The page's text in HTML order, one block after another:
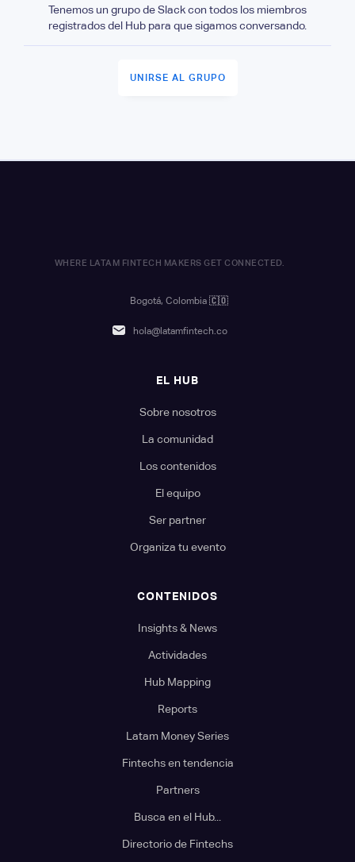
Tenemos un grupo de Slack con todos los miembros
registrados del Hub para que sigamos conversando.
UNIRSE AL GRUPO
WHERE LATAM FINTECH MAKERS GET CONNECTED.
Bogotá, Colombia 🇨🇴
hola@latamfintech.co
EL HUB
Sobre nosotros
La comunidad
Los contenidos
El equipo
Ser partner
Organiza tu evento
CONTENIDOS
Insights & News
Actividades
Hub Mapping
Reports
Latam Money Series
Fintechs en tendencia
Partners
Busca en el Hub...
Directorio de Fintechs